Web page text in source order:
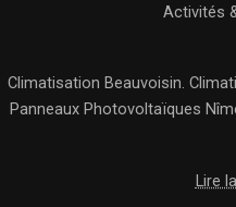
Activités
Climatisation Beauvoisin.
Panneaux Photovoltaïques
Lire